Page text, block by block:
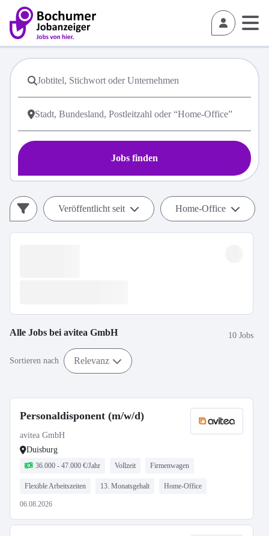
Jobs finden
Veröffentlicht seit Home-Office
Alle Jobs bei avitea GmbH 10 Jobs
Sortieren nach Relevanz
Personaldisponent (m/w/d)
avitea GmbH
Duisburg
36.000 - 47.000 €/Jahr Vollzeit Firmenwagen
Flexible Arbeitszeiten 13. Monatsgehalt Home-Office
06.08.2026